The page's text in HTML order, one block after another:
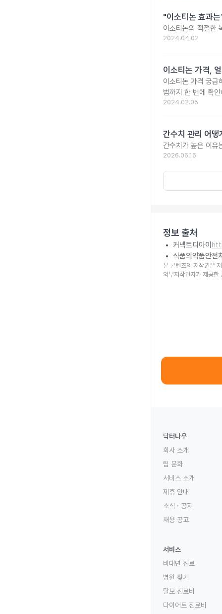
"이소티논 효과
이소티논의 적절한
2024.04.02
이소티논 가격,
이소티논 가격 궁금
법까지 한 번에 확
2024.02.05
간수치 관리 어
간수치가 높은 이유
2026.06.16
정보 출처
커넥트디아이
식품의약품안전
본 콘텐츠의 저작권은
외부저작권자가 제공한
닥터나우
회사 소개
팀 문화
서비스 소개
제휴 안내
소식 · 공지
채용 공고
서비스
비대면 진료
병원 찾기
탈모 진료비
다이어트 진료비